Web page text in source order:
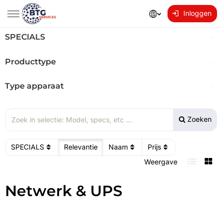
Inloggen
SPECIALS
Producttype
Type apparaat
Zoeken
SPECIALS Relevantie Naam
Prijs
Weergave
Netwerk & UPS